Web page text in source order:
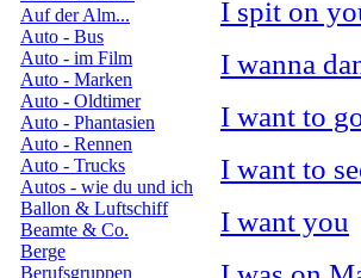
Auf der Alm...
Auto - Bus
Auto - im Film
Auto - Marken
Auto - Oldtimer
Auto - Phantasien
Auto - Rennen
Auto - Trucks
Autos - wie du und ich
Ballon & Luftschiff
Beamte & Co.
Berge
Berufsgruppen
I spit on
I wanna
I want to
I want to
I want you